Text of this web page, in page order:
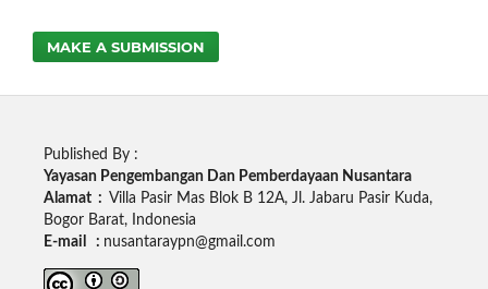
MAKE A SUBMISSION
Published By :
Yayasan Pengembangan Dan Pemberdayaan Nusantara
Alamat : Villa Pasir Mas Blok B 12A, Jl. Jabaru Pasir Kuda,
Bogor Barat, Indonesia
E-mail : nusantaraypn@gmail.com